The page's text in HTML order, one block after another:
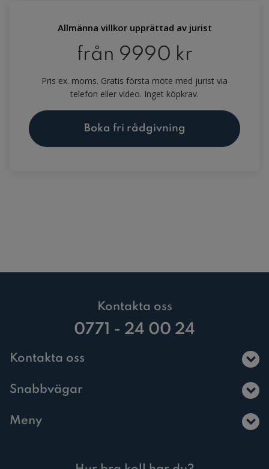
Allmänna villkor upprättad av jurist
från 9990 kr
Pris ex. moms. Gratis första möte med jurist via
telefon eller video. Inget köpkrav.
Boka fri rådgivning
Kontakta oss
0771 - 24 00 24
Kontakta oss
Snabbvägar
Meny